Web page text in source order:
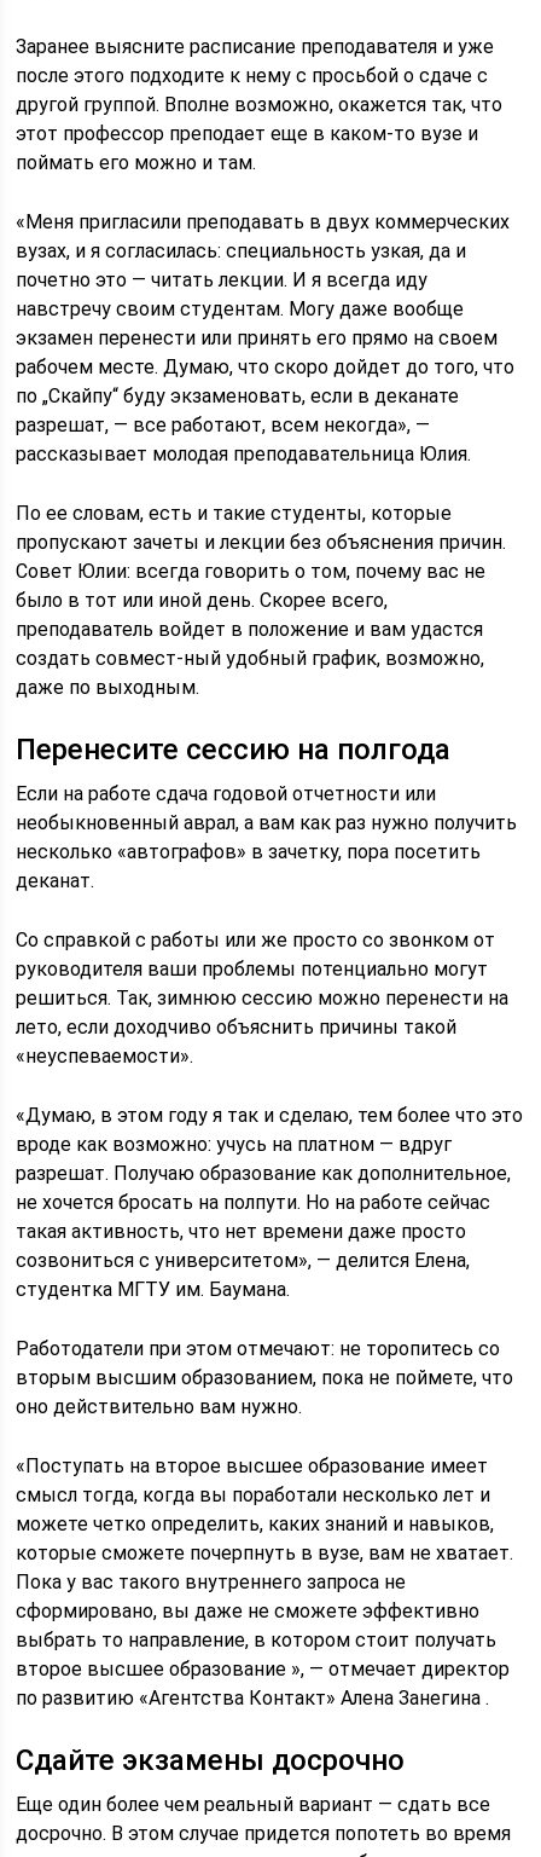
Заранее выясните расписание преподавателя и уже
после этого подходите к нему с просьбой о сдаче с
другой группой. Вполне возможно, окажется так, что
этот профессор преподает еще в каком-то вузе и
поймать его можно и там.
«Меня пригласили преподавать в двух коммерческих
вузах, и я согласилась: специальность узкая, да и
почетно это — читать лекции. И я всегда иду
навстречу своим студентам. Могу даже вообще
экзамен перенести или принять его прямо на своем
рабочем месте. Думаю, что скоро дойдет до того, что
по „Скайпу“ буду экзаменовать, если в деканате
разрешат, — все работают, всем некогда», —
рассказывает молодая преподавательница Юлия.
По ее словам, есть и такие студенты, которые
пропускают зачеты и лекции без объяснения причин.
Совет Юлии: всегда говорить о том, почему вас не
было в тот или иной день. Скорее всего,
преподаватель войдет в положение и вам удастся
создать совмест-ный удобный график, возможно,
даже по выходным.
Перенесите сессию на полгода
Если на работе сдача годовой отчетности или
необыкновенный аврал, а вам как раз нужно получить
несколько «автографов» в зачетку, пора посетить
деканат.
Со справкой с работы или же просто со звонком от
руководителя ваши проблемы потенциально могут
решиться. Так, зимнюю сессию можно перенести на
лето, если доходчиво объяснить причины такой
«неуспеваемости».
«Думаю, в этом году я так и сделаю, тем более что это
вроде как возможно: учусь на платном — вдруг
разрешат. Получаю образование как дополнительное,
не хочется бросать на полпути. Но на работе сейчас
такая активность, что нет времени даже просто
созвониться с университетом», — делится Елена,
студентка МГТУ им. Баумана.
Работодатели при этом отмечают: не торопитесь со
вторым высшим образованием, пока не поймете, что
оно действительно вам нужно.
«Поступать на второе высшее образование имеет
смысл тогда, когда вы поработали несколько лет и
можете четко определить, каких знаний и навыков,
которые сможете почерпнуть в вузе, вам не хватает.
Пока у вас такого внутреннего запроса не
сформировано, вы даже не сможете эффективно
выбрать то направление, в котором стоит получать
второе высшее образование », — отмечает директор
по развитию «Агентства Контакт» Алена Занегина .
Сдайте экзамены досрочно
Еще один более чем реальный вариант — сдать все
досрочно. В этом случае придется попотеть во время